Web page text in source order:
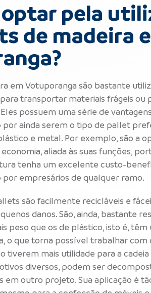
optar pela
de madeira
em Votuporanga são bastante
transportar materiais frágeis ou
possuem uma série de
ainda serem o tipo de pallet
e metal. Por exemplo, são a
aliada às suas funções,
tenha um excelente custo-
empresários de qualquer ramo.
são facilmente recicláveis ​​e
danos. São, ainda, bastante
peso que os de plástico, isto é, têm
o que torna possível trabalhar com
tiverem mais utilidade para a cadeia
diversos, podem ser
​​em outro projeto. Sua aplicação é